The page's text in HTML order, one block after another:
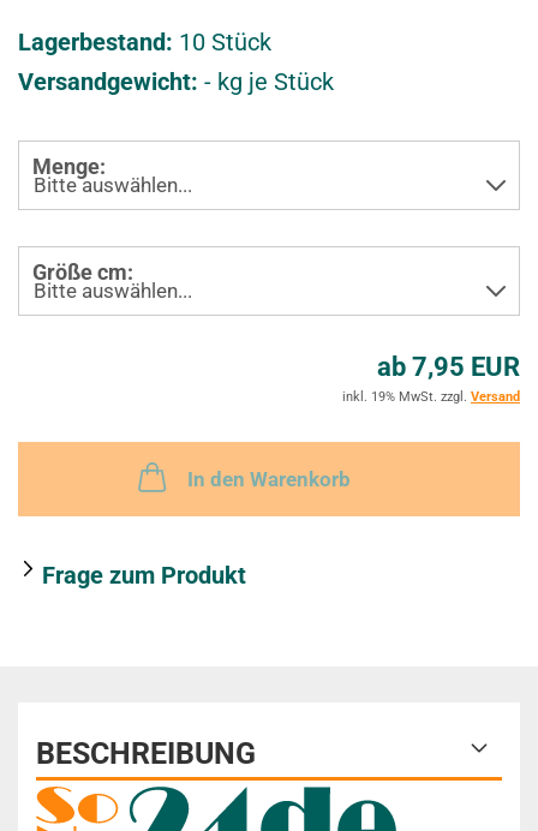
e
z
Lagerbestand: 10 Stück
Versandgewicht: - kg je Stück
Menge:
Größe cm:
ab 7,95 EUR
inkl. 19% MwSt. zzgl. Versand
In den Warenkorb
Frage zum Produkt
BESCHREIBUNG